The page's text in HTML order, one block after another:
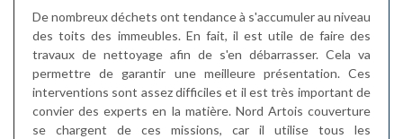
De nombreux déchets ont tendance à s'accumuler au niveau
des toits des immeubles. En fait, il est utile de faire des
travaux de nettoyage afin de s'en débarrasser. Cela va
permettre de garantir une meilleure présentation. Ces
interventions sont assez difficiles et il est très important de
convier des experts en la matière. Nord Artois couverture
se chargent de ces missions, car il utilise tous les